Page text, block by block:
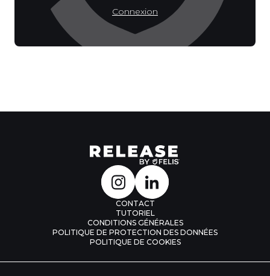
Connexion
CONTACT
TUTORIEL
CONDITIONS GÉNÉRALES
POLITIQUE DE PROTECTION DES DONNÉES
POLITIQUE DE COOKIES